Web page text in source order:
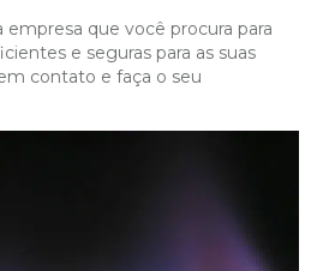
empresa que você procura para
e seguras para as suas
contato e faça o seu